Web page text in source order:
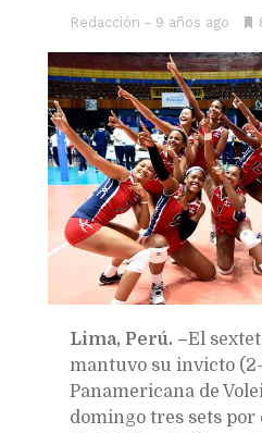
Redacción 9 años ago
Lima, Perú. –El
mantuvo su invicto
Panamericana de
domingo tres sets por